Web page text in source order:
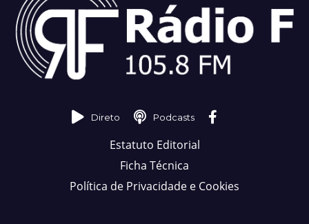
Direto Podcasts
Estatuto Editorial
Ficha Técnica
Política de Privacidade e Cookies